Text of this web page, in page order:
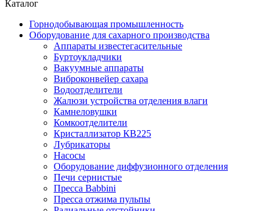
Каталог
Горнодобывающая промышленность
Оборудование для сахарного производства
Аппараты известегасительные
Буртоукладчики
Вакуумные аппараты
Виброконвейер сахара
Водоотделители
Жалюзи устройства отделения влаги
Камнеловушки
Комкоотделители
Кристаллизатор КВ225
Лубрикаторы
Насосы
Оборудование диффузионного отделения
Печи сернистые
Пресса Babbini
Пресса отжима пульпы